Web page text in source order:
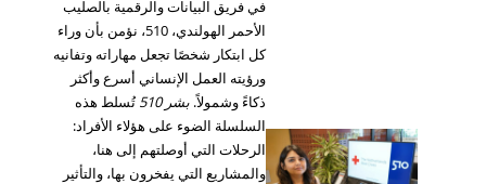
في فريق البيانات والرقمية بالصليب
الأحمر الهولندي، 510، نؤمن بأن وراء
كل ابتكار شخصًا تجعل مهاراته وتفانيه
ورؤيته العمل الإنساني أسرع وأكثر
ذكاءً وشمولاً.بشر 510
تُسلط هذه
السلسلة الضوء على هؤلاء الأفراد:
الرحلات التي أوصلتهم إلى هنا،
والمشاريع التي يفخرون بها، والتأثير